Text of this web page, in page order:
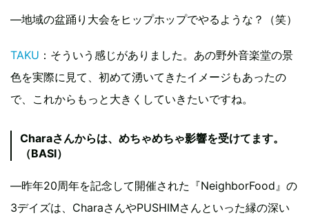
―地域の盆踊り大会をヒップホップでやるような？（笑）
TAKU ：そういう感じがありました。あの野外音楽堂の景
色を実際に見て、初めて湧いてきたイメージもあったの
で、これからもっと大きくしていきたいですね。
Charaさんからは、めちゃめちゃ影響を受けてます。
（BASI）
―昨年20周年を記念して開催された『NeighborFood』の
3デイズは、CharaさんやPUSHIMさんといった縁の深い